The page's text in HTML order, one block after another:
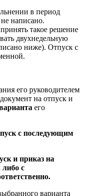
в период
написано.
такое решение
двухнедельную
ниже). Отпуск с
его руководителем
на отпуск и
его
с последующим
и приказ на
либо с
варианта